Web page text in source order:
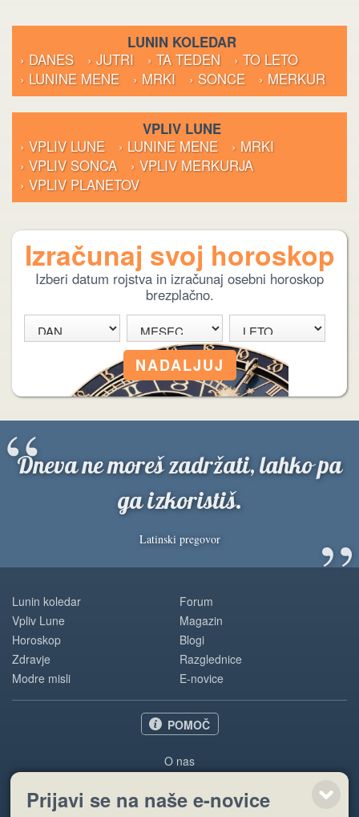
LUNIN KOLEDAR
› DANES
› JUTRI › TA TEDEN
› TO LETO
› LUNINE MENE
› MRKI › SONCE › MERKUR
VPLIV LUNE
› VPLIV LUNE
› LUNINE MENE
› MRKI
› VPLIV SONCA
› VPLIV MERKURJA
› VPLIV PLANETOV
Izračunaj svoj horoskop
Izberi datum rojstva in izračunaj osebni horoskop
brezplačno.
Dneva ne moreš zadržati, lahko pa
ga izkoristiš.
Latinski pregovor ”
“
Lunin koledar
Vpliv Lune
Horoskop
Zdravje
Modre misli
Forum
Magazin
Blogi
Razglednice
E-novice
POMOČ
O nas
Pogoji uporabe
Prijavi se na naše e-novice